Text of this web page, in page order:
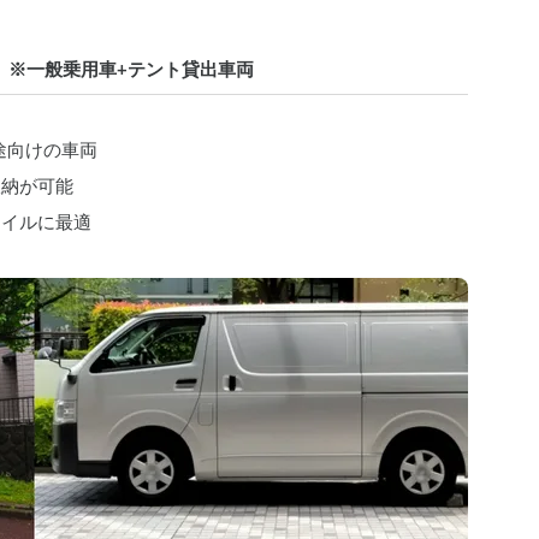
※一般乗用車+テント貸出車両
向けの車両
納が可能
イルに最適